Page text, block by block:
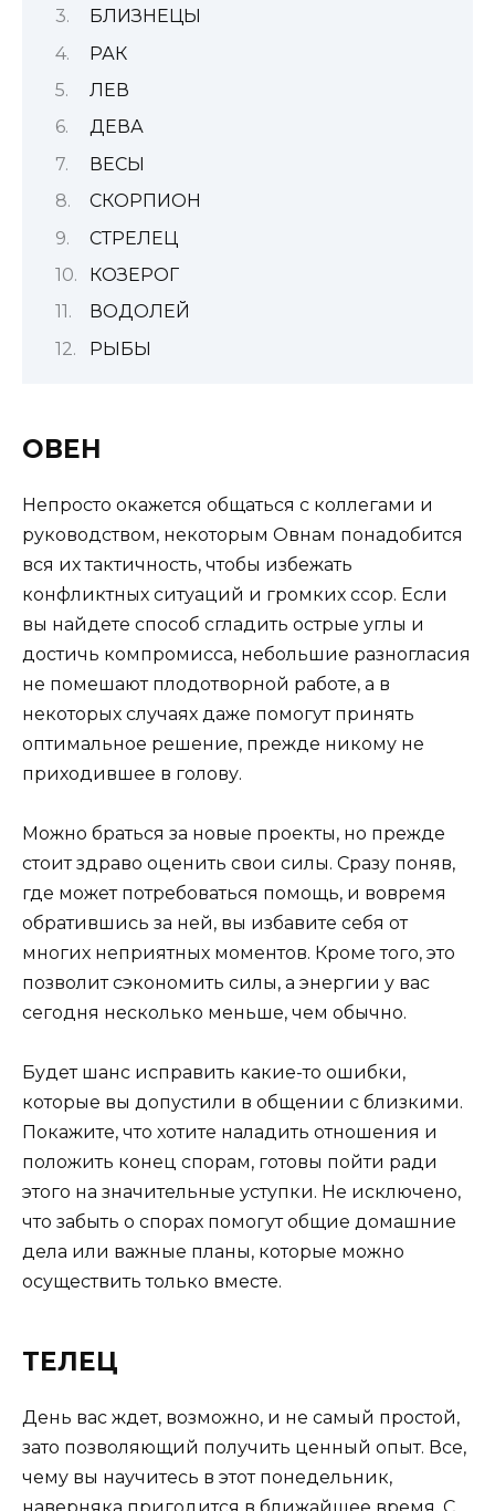
БЛИЗНЕЦЫ
РАК
ЛЕВ
ДЕВА
ВЕСЫ
СКОРПИОН
СТРЕЛЕЦ
КОЗЕРОГ
ВОДОЛЕЙ
РЫБЫ
ОВЕН
Непросто окажется общаться с коллегами и
руководством, некоторым Овнам понадобится
вся их тактичность, чтобы избежать
конфликтных ситуаций и громких ссор. Если
вы найдете способ сгладить острые углы и
достичь компромисса, небольшие разногласия
не помешают плодотворной работе, а в
некоторых случаях даже помогут принять
оптимальное решение, прежде никому не
приходившее в голову.
Можно браться за новые проекты, но прежде
стоит здраво оценить свои силы. Сразу поняв,
где может потребоваться помощь, и вовремя
обратившись за ней, вы избавите себя от
многих неприятных моментов. Кроме того, это
позволит сэкономить силы, а энергии у вас
сегодня несколько меньше, чем обычно.
Будет шанс исправить какие-то ошибки,
которые вы допустили в общении с близкими.
Покажите, что хотите наладить отношения и
положить конец спорам, готовы пойти ради
этого на значительные уступки. Не исключено,
что забыть о спорах помогут общие домашние
дела или важные планы, которые можно
осуществить только вместе.
ТЕЛЕЦ
День вас ждет, возможно, и не самый простой,
зато позволяющий получить ценный опыт. Все,
чему вы научитесь в этот понедельник,